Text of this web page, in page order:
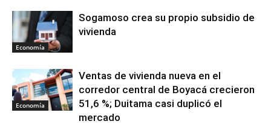
Economía
Sogamoso crea su propio subsidio de
vivienda
Economía
Ventas de vivienda nueva en el
corredor central de Boyacá crecieron
51,6 %; Duitama casi duplicó el
mercado